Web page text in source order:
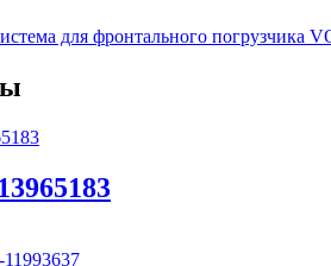
для фронтального погрузчика